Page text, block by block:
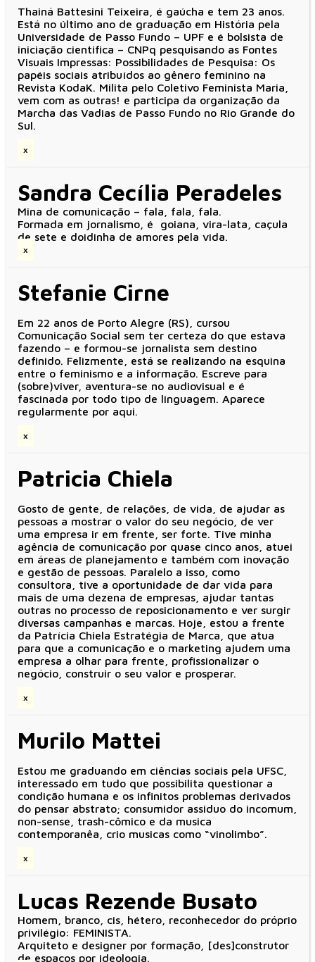
Thainá Battesini Teixeira, é gaúcha e tem 23 anos.
Está no último ano de graduação em História pela
Universidade de Passo Fundo – UPF e é bolsista de
iniciação cientifica – CNPq pesquisando as Fontes
Visuais Impressas: Possibilidades de Pesquisa: Os
papéis sociais atribuídos ao gênero feminino na
Revista KodaK. Milita pelo Coletivo Feminista Maria,
vem com as outras! e participa da organização da
Marcha das Vadias de Passo Fundo no Rio Grande do
Sul.
x
Sandra Cecília Peradeles
Mina de comunicação – fala, fala, fala.
Formada em jornalismo, é goiana, vira-lata, caçula
de sete e doidinha de amores pela vida.
x
Stefanie Cirne
Em 22 anos de Porto Alegre (RS), cursou
Comunicação Social sem ter certeza do que estava
fazendo – e formou-se jornalista sem destino
definido. Felizmente, está se realizando na esquina
entre o feminismo e a informação. Escreve para
(sobre)viver, aventura-se no audiovisual e é
fascinada por todo tipo de linguagem. Aparece
regularmente por aqui.
x
Patricia Chiela
Gosto de gente, de relações, de vida, de ajudar as
pessoas a mostrar o valor do seu negócio, de ver
uma empresa ir em frente, ser forte. Tive minha
agência de comunicação por quase cinco anos, atuei
em áreas de planejamento e também com inovação
e gestão de pessoas. Paralelo a isso, como
consultora, tive a oportunidade de dar vida para
mais de uma dezena de empresas, ajudar tantas
outras no processo de reposicionamento e ver surgir
diversas campanhas e marcas. Hoje, estou a frente
da Patrícia Chiela Estratégia de Marca, que atua
para que a comunicação e o marketing ajudem uma
empresa a olhar para frente, profissionalizar o
negócio, construir o seu valor e prosperar.
x
Murilo Mattei
Estou me graduando em ciências sociais pela UFSC,
interessado em tudo que possibilita questionar a
condição humana e os infinitos problemas derivados
do pensar abstrato; consumidor assiduo do incomum,
non-sense, trash-cômico e da musica
contemporanêa, crio musicas como “vinolimbo”.
x
Lucas Rezende Busato
Homem, branco, cis, hétero, reconhecedor do próprio
privilégio: FEMINISTA.
Arquiteto e designer por formação, [des]construtor
de espaços por ideologia.